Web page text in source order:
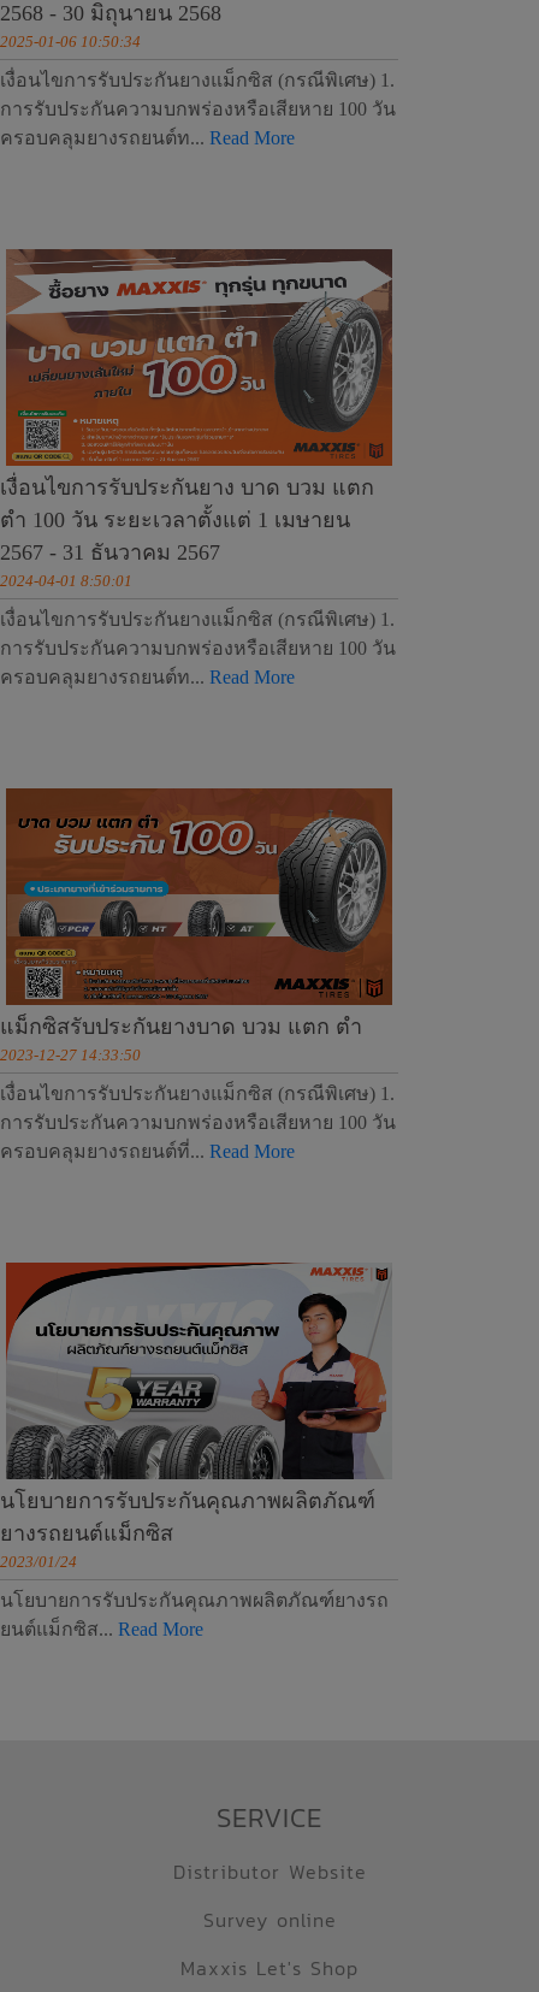
2568 - 30 มิถุนายน 2568
2025-01-06 10:50:34
เงื่อนไขการรับประกันยางแม็กซิส (กรณีพิเศษ) 1.
การรับประกันความบกพร่องหรือเสียหาย 100 วัน
ครอบคลุมยางรถยนต์ท... Read More
เงื่อนไขการรับประกันยาง บาด บวม แตก
ตำ 100 วัน ระยะเวลาตั้งแต่ 1 เมษายน
2567 - 31 ธันวาคม 2567
2024-04-01 8:50:01
เงื่อนไขการรับประกันยางแม็กซิส (กรณีพิเศษ) 1.
การรับประกันความบกพร่องหรือเสียหาย 100 วัน
ครอบคลุมยางรถยนต์ท... Read More
แม็กซิสรับประกันยางบาด บวม แตก ตำ
2023-12-27 14:33:50
เงื่อนไขการรับประกันยางแม็กซิส (กรณีพิเศษ) 1.
การรับประกันความบกพร่องหรือเสียหาย 100 วัน
ครอบคลุมยางรถยนต์ที่... Read More
นโยบายการรับประกันคุณภาพผลิตภัณฑ์
ยางรถยนต์แม็กซิส
2023/01/24
นโยบายการรับประกันคุณภาพผลิตภัณฑ์ยางรถ
ยนต์แม็กซิส... Read More
SERVICE
Distributor Website
Survey online
Maxxis Let's Shop